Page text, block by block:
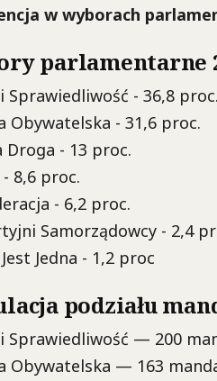
w wyborach
parlamentarne
Sprawiedliwość - 36,8 proc.
Obywatelska - 31,6 proc.
Droga - 13 proc.
8,6 proc.
- 6,2 proc.
Samorządowcy - 2,4
Jedna - 1,2 proc
podziału
Sprawiedliwość — 200
Obywatelska — 163